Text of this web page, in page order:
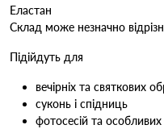
Еластан
Склад може незначно
Підійдуть для
вечірніх та святкових
суконь і спідниць
фотосесій та особливих